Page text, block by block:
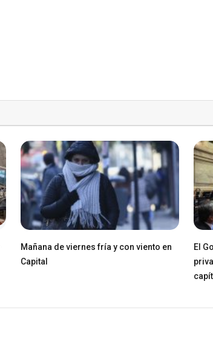
Mañana de viernes fría y con viento en
Capital
El